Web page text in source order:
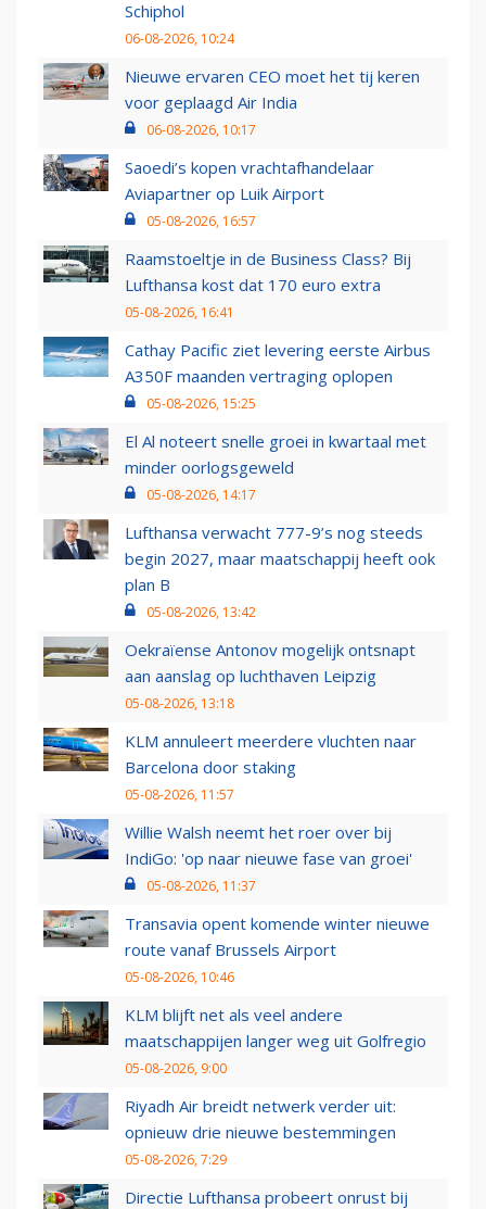
Schiphol
06-08-2026, 10:24
Nieuwe ervaren CEO moet het tij keren
voor geplaagd Air India
06-08-2026, 10:17
Saoedi’s kopen vrachtafhandelaar
Aviapartner op Luik Airport
05-08-2026, 16:57
Raamstoeltje in de Business Class? Bij
Lufthansa kost dat 170 euro extra
05-08-2026, 16:41
Cathay Pacific ziet levering eerste Airbus
A350F maanden vertraging oplopen
05-08-2026, 15:25
El Al noteert snelle groei in kwartaal met
minder oorlogsgeweld
05-08-2026, 14:17
Lufthansa verwacht 777-9’s nog steeds
begin 2027, maar maatschappij heeft ook
plan B
05-08-2026, 13:42
Oekraïense Antonov mogelijk ontsnapt
aan aanslag op luchthaven Leipzig
05-08-2026, 13:18
KLM annuleert meerdere vluchten naar
Barcelona door staking
05-08-2026, 11:57
Willie Walsh neemt het roer over bij
IndiGo: 'op naar nieuwe fase van groei'
05-08-2026, 11:37
Transavia opent komende winter nieuwe
route vanaf Brussels Airport
05-08-2026, 10:46
KLM blijft net als veel andere
maatschappijen langer weg uit Golfregio
05-08-2026, 9:00
Riyadh Air breidt netwerk verder uit:
opnieuw drie nieuwe bestemmingen
05-08-2026, 7:29
Directie Lufthansa probeert onrust bij